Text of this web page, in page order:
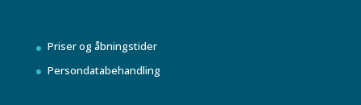
Priser og åbningstider
Persondatabehandling